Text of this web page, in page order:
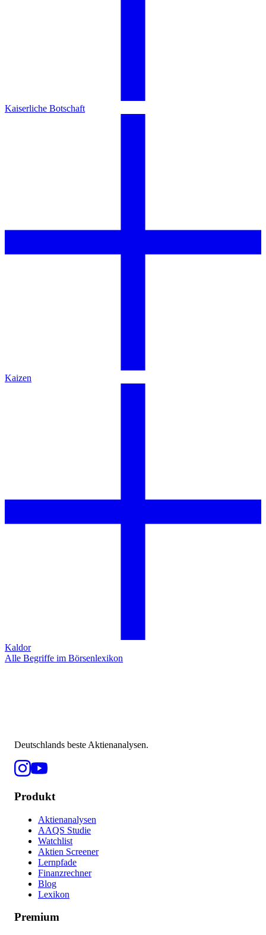
Kaiserliche Botschaft
Kaizen
Kaldor
Alle Begriffe im Börsenlexikon
Deutschlands beste Aktienanalysen.
Produkt
Aktienanalysen
AAQS Studie
Watchlist
Aktien Screener
Lernpfade
Finanzrechner
Blog
Lexikon
Premium